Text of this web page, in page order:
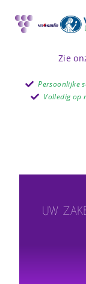
Zie
Persoonlijke
Volledig op
UW